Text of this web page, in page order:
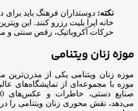
نکته: دوستداران فرهنگ باید برای
خانه اپرا بلیت رزرو کنند. این
حرکات آکروباتیک، رقص سنتی و
موزه زنان ویتنامی
موزه زنان ویتنامی یکی از مدرن‌ترین
موزه با مجموعه‌ای از نمایشگاه‌های
می‌دهد، نقش محوری زنان ویتنامی را